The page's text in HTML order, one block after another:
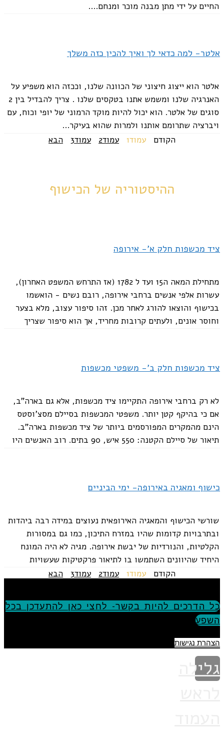
החיים על ידי מתן מבנה מוכר ומנחם....
אלטר- למה כדאי לך ואיך להכין כזה משלך
אלטר הוא ייצוג חיצוני של הכוונה שלנו, וככזה הוא משפיע על
האנרגיה שלנו ומשמש אתנו בטקסים שלנו . צריך להבדיל בין 2
סוגים של אלטר. הוא יכול להיות מוקד הרמוני של יופי וכוח, עם
ויברציה שתרומם אותנו ולמרות שהוא בעיקר...
הקודם
עמוד1 עמוד2 עמוד3 הבא
ההיסטוריה של הכישוף
ציד מכשפות חלק א'- אירופה
מתחילת המאה ה15 ועד ל 1782 (אז התרחש המשפט האחרון),
עשרות אלפי אנשים ברחבי אירופה, רובם נשים - הואשמו
בכישוף והוצאו להורג לאחר מכן. זהו סיפור עצוב, מלא בצער
וחוסר אונים, ולעתים קרובות מחריד, אך הוא סיפור שצריך
ציד מכשפות חלק ב'- משפטי מכשפות
לא רק ברחבי אירופה התקיימו ציד מכשפות, אלא גם בארה"ב,
אם כי בהיקף קטן יותר. משפטי המכשפות בסיילם מסצ'וסטס
הינם מהמקרים המפורסמים ביותר של ציד מכשפות בארה"ב.
תיאור של סיילם הקטנה: 550 איש, 90 בתים. רוב האנשים היו
כישוף ומאגיה באירופה- ימי הביניים
שורשי הכישוף והמאגיה האירופאית נעוצים במידה רבה ביהדות
ובתרבויות קדומות שהיו במזרח התיכון, כמו גם במסורות
הקלטיות, והנורדיות של יבשת אירופה. מגיה לא היה המונח
היחיד שהיוונים השתמשו בו לתיאור פרקטיקות שעשויות
להיחשב כקסומות....
הקודם עמוד1 עמוד2 עמוד3 הבא
כל הדרכים להיות בקשר- לחצי כאן להתעדכן בכל
השפע
הצהרת נגישות
גלילה